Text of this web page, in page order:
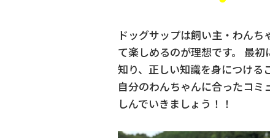
ドッグサップは飼い主・わん
て楽しめるのが理想です。 最
知り、正しい知識を身につける
自分のわんちゃんに合ったコ
しんでいきましょう！！